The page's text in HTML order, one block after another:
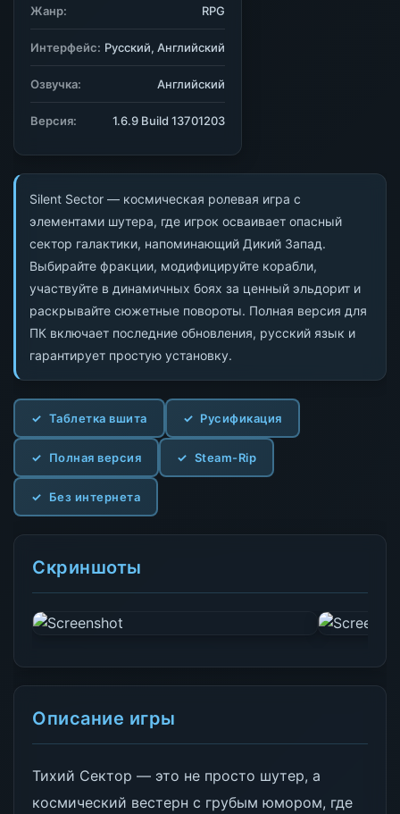
Silent Sector — космическая ролевая игра с
элементами шутера, где игрок осваивает опасный
сектор галактики, напоминающий Дикий Запад.
Выбирайте фракции, модифицируйте корабли,
участвуйте в динамичных боях за ценный эльдорит и
раскрывайте сюжетные повороты. Полная версия для
ПК включает последние обновления, русский язык и
гарантирует простую установку.
Таблетка вшита Русификация
Полная версия Steam-Rip
Без интернета
Скриншоты
Описание игры
Тихий Сектор — это не просто шутер, а
космический вестерн с грубым юмором, где
Жанр: RPG
Интерфейс: Русский, Английский
Озвучка: Английский
Версия: 1.6.9 Build 13701203